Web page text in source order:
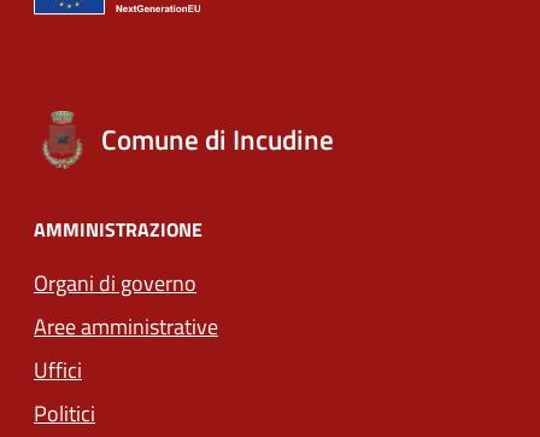
Comune di Incudine
AMMINISTRAZIONE
Organi di governo
Aree amministrative
Uffici
Politici